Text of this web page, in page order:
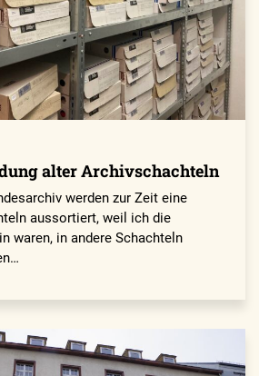
alter Archivschachteln
werden zur Zeit eine
aussortiert, weil ich die
waren, in andere Schachteln